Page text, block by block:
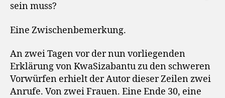
sein muss?
Eine Zwischenbemerkung.
An zwei Tagen vor der nun vorliegenden
Erklärung von KwaSizabantu zu den schweren
Vorwürfen erhielt der Autor dieser Zeilen zwei
Anrufe. Von zwei Frauen. Eine Ende 30, eine